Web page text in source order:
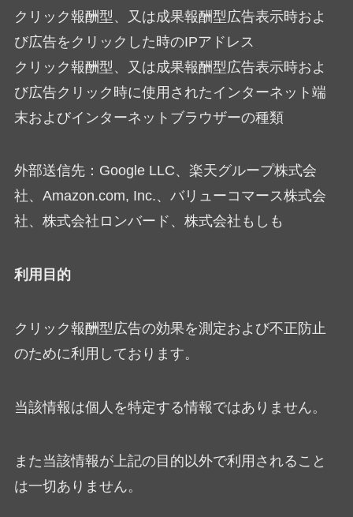
クリック報酬型、又は成果報酬型広告表示時およ
び広告をクリックした時のIPアドレス
クリック報酬型、又は成果報酬型広告表示時およ
び広告クリック時に使用されたインターネット端
末およびインターネットブラウザーの種類
外部送信先：Google LLC、楽天グループ株式会
社、Amazon.com, Inc.、バリューコマース株式会
社、株式会社ロンバード、株式会社もしも
利用目的
クリック報酬型広告の効果を測定および不正防止
のために利用しております。
当該情報は個人を特定する情報ではありません。
また当該情報が上記の目的以外で利用されること
は一切ありません。